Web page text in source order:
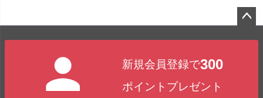
新規会員登録で300
ポイントプレゼント